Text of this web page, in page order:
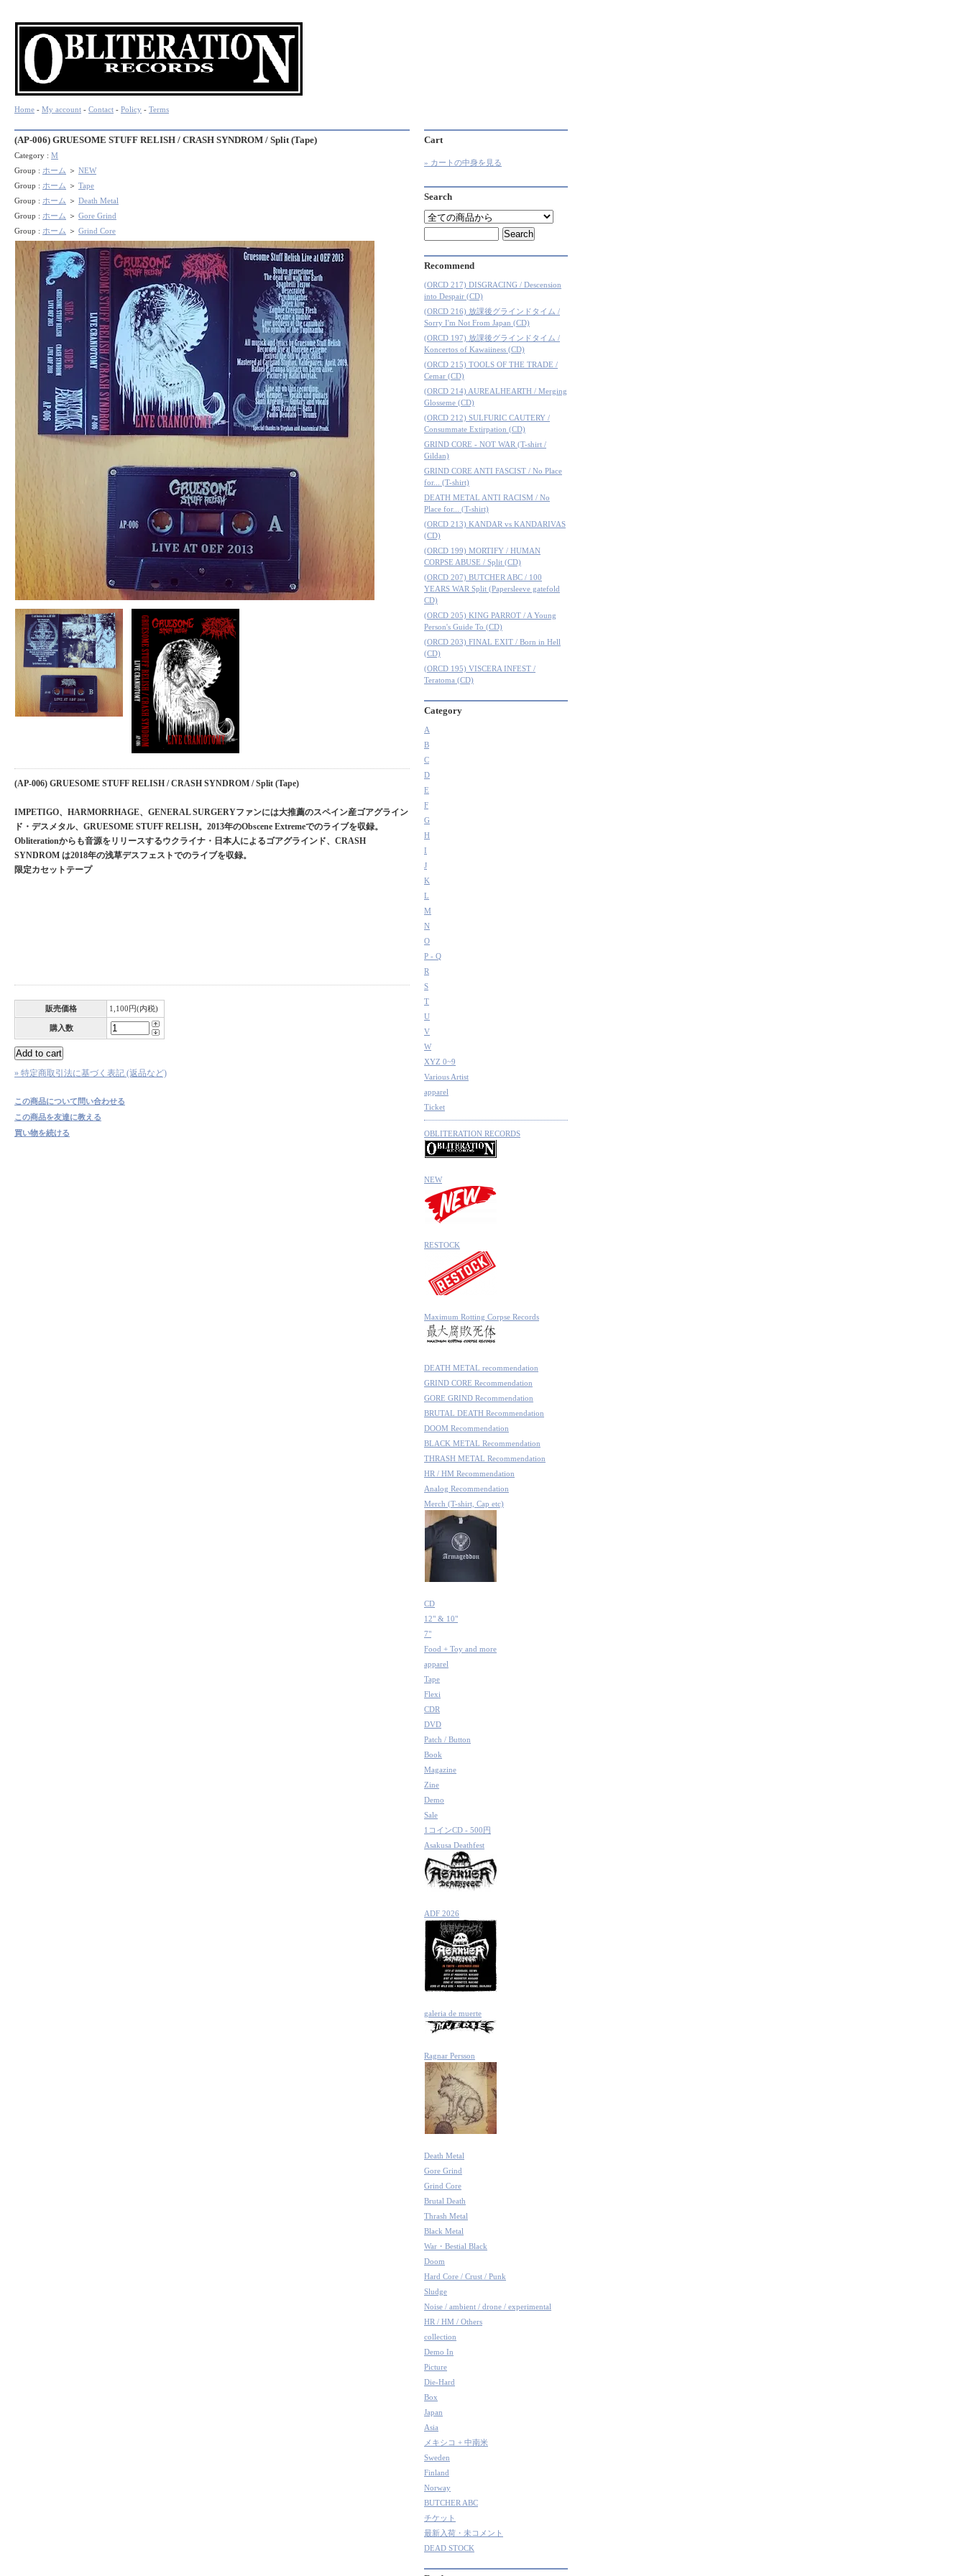
Home - My account - Contact - Policy - Terms
(AP-006) GRUESOME STUFF RELISH / CRASH SYNDROM / Split (Tape)
Category : M
Group : ホーム ＞ NEW
Group : ホーム ＞ Tape
Group : ホーム ＞ Death Metal
Group : ホーム ＞ Gore Grind
Group : ホーム ＞ Grind Core
(AP-006) GRUESOME STUFF RELISH / CRASH SYNDROM / Split (Tape)
IMPETIGO、HARMORRHAGE、GENERAL SURGERYファンには大推薦のスペイン産ゴアグライン
ド・デスメタル、GRUESOME STUFF RELISH。2013年のObscene Extremeでのライブを収録。
Obliterationからも音源をリリースするウクライナ・日本人によるゴアグラインド、CRASH
SYNDROM は2018年の浅草デスフェストでのライブを収録。
限定カセットテープ
販売価格 1,100円(内税)
購入数
» 特定商取引法に基づく表記 (返品など)
この商品について問い合わせる
この商品を友達に教える
買い物を続ける
Cart
» カートの中身を見る
Search
Recommend
(ORCD 217) DISGRACING / Descension
into Despair (CD)
(ORCD 216) 放課後グラインドタイム /
Sorry I'm Not From Japan (CD)
(ORCD 197) 放課後グラインドタイム /
Koncertos of Kawaiiness (CD)
(ORCD 215) TOOLS OF THE TRADE /
Cemar (CD)
(ORCD 214) AUREALHEARTH / Merging
Glosseme (CD)
(ORCD 212) SULFURIC CAUTERY /
Consummate Extirpation (CD)
GRIND CORE - NOT WAR (T-shirt /
Gildan)
GRIND CORE ANTI FASCIST / No Place
for... (T-shirt)
DEATH METAL ANTI RACISM / No
Place for... (T-shirt)
(ORCD 213) KANDAR vs KANDARIVAS
(CD)
(ORCD 199) MORTIFY / HUMAN
CORPSE ABUSE / Split (CD)
(ORCD 207) BUTCHER ABC / 100
YEARS WAR Split (Papersleeve gatefold
CD)
(ORCD 205) KING PARROT / A Young
Person's Guide To (CD)
(ORCD 203) FINAL EXIT / Born in Hell
(CD)
(ORCD 195) VISCERA INFEST /
Teratoma (CD)
Category
A
B
C
D
E
F
G
H
I
J
K
L
M
N
O
P - Q
R
S
T
U
V
W
XYZ 0~9
Various Artist
apparel
Ticket
OBLITERATION RECORDS
NEW
RESTOCK
Maximum Rotting Corpse Records
DEATH METAL recommendation
GRIND CORE Recommendation
GORE GRIND Recommendation
BRUTAL DEATH Recommendation
DOOM Recommendation
BLACK METAL Recommendation
THRASH METAL Recommendation
HR / HM Recommendation
Analog Recommendation
Merch (T-shirt, Cap etc)
CD
12" & 10"
7"
Food + Toy and more
apparel
Tape
Flexi
CDR
DVD
Patch / Button
Book
Magazine
Zine
Demo
Sale
1コインCD - 500円
Asakusa Deathfest
ADF 2026
galeria de muerte
Ragnar Persson
Death Metal
Gore Grind
Grind Core
Brutal Death
Thrash Metal
Black Metal
War・Bestial Black
Doom
Hard Core / Crust / Punk
Sludge
Noise / ambient / drone / experimental
HR / HM / Others
collection
Demo In
Picture
Die-Hard
Box
Japan
Asia
メキシコ + 中南米
Sweden
Finland
Norway
BUTCHER ABC
チケット
最新入荷・未コメント
DEAD STOCK